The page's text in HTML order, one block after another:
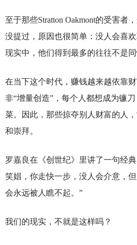
至于那些Stratton Oakmont的受害者
没提过，原因也很简单：没人会喜
现实中，他们得到最多的往往不是同
在当下这个时代，赚钱越来越依靠
非“增量创造”，每个人都想成为镰
菜。因此，那些掠夺别人财富的人
和崇拜。
罗嘉良在《创世纪》里讲了一句经
笑娼，你走快一步，没人会介意，
会永远被人瞧不起。”
我们的现实，不就是这样吗？